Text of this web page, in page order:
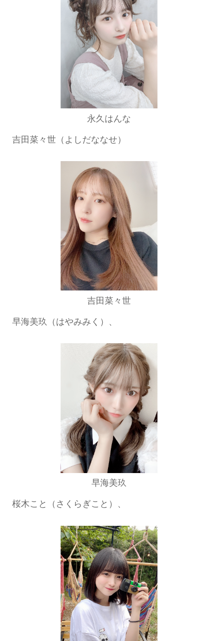
永久はんな
吉田菜々世（よしだななせ）
吉田菜々世
早海美玖（はやみみく）、
早海美玖
桜木こと（さくらぎこと）、